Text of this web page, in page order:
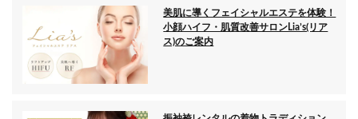
美肌に導くフェイシャルエステを体験！
小顔ハイフ・肌質改善サロンLia’s(リア
ス)のご案内